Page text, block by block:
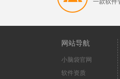
一款软件
网站导航
小脑袋官网
软件资质